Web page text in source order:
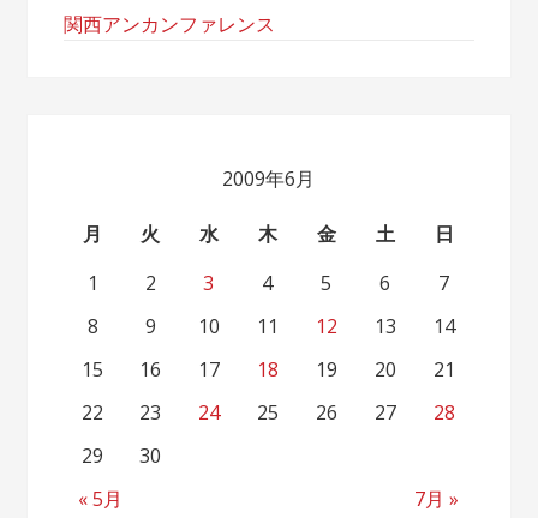
関西アンカンファレンス
2009年6月
月 火 水 木 金 土 日
« 5月 7月 »
1 2 3 4 5 6
7
8
9 10 11 12 13
14
15
16 17 18 19 20
21
22
23 24 25 26 27
28
29
30